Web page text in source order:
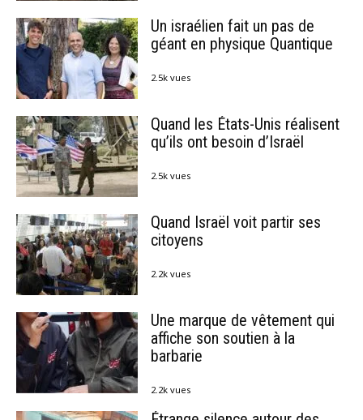
Un israélien fait un pas de
géant en physique Quantique
2.5k vues
Quand les États-Unis réalisent
qu’ils ont besoin d’Israël
2.5k vues
Quand Israël voit partir ses
citoyens
2.2k vues
Une marque de vêtement qui
affiche son soutien à la
barbarie
2.2k vues